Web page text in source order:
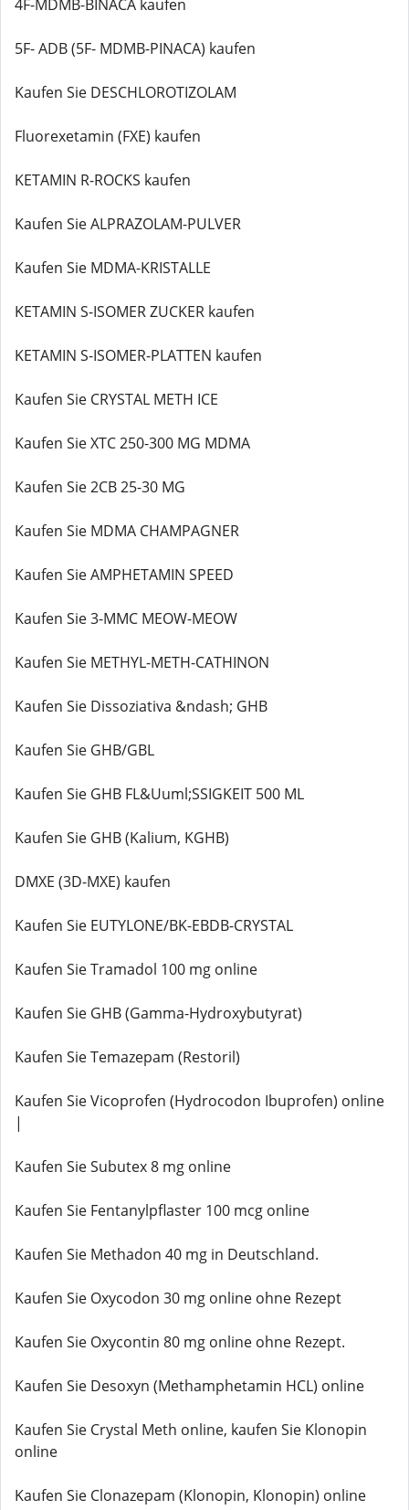
4F-MDMB-BINACA kaufen
5F- ADB (5F- MDMB-PINACA) kaufen
Kaufen Sie DESCHLOROTIZOLAM
Fluorexetamin (FXE) kaufen
KETAMIN R-ROCKS kaufen
Kaufen Sie ALPRAZOLAM-PULVER
Kaufen Sie MDMA-KRISTALLE
KETAMIN S-ISOMER ZUCKER kaufen
KETAMIN S-ISOMER-PLATTEN kaufen
Kaufen Sie CRYSTAL METH ICE
Kaufen Sie XTC 250-300 MG MDMA
Kaufen Sie 2CB 25-30 MG
Kaufen Sie MDMA CHAMPAGNER
Kaufen Sie AMPHETAMIN SPEED
Kaufen Sie 3-MMC MEOW-MEOW
Kaufen Sie METHYL-METH-CATHINON
Kaufen Sie Dissoziativa &ndash; GHB
Kaufen Sie GHB/GBL
Kaufen Sie GHB FL&Uuml;SSIGKEIT 500 ML
Kaufen Sie GHB (Kalium, KGHB)
DMXE (3D-MXE) kaufen
Kaufen Sie EUTYLONE/BK-EBDB-CRYSTAL
Kaufen Sie Tramadol 100 mg online
Kaufen Sie GHB (Gamma-Hydroxybutyrat)
Kaufen Sie Temazepam (Restoril)
Kaufen Sie Vicoprofen (Hydrocodon Ibuprofen) online
|
Kaufen Sie Subutex 8 mg online
Kaufen Sie Fentanylpflaster 100 mcg online
Kaufen Sie Methadon 40 mg in Deutschland.
Kaufen Sie Oxycodon 30 mg online ohne Rezept
Kaufen Sie Oxycontin 80 mg online ohne Rezept.
Kaufen Sie Desoxyn (Methamphetamin HCL) online
Kaufen Sie Crystal Meth online, kaufen Sie Klonopin
online
Kaufen Sie Clonazepam (Klonopin, Klonopin) online